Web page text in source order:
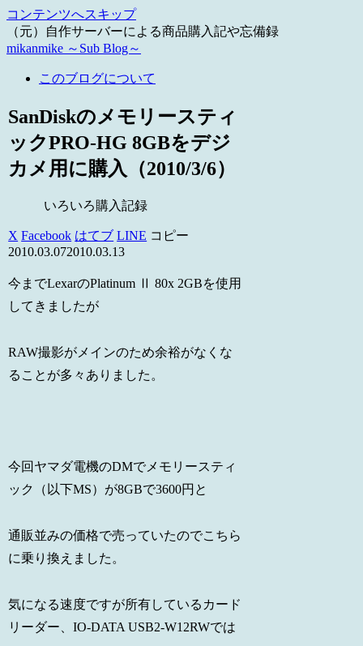
コンテンツへスキップ
（元）自作サーバーによる商品購入記や忘備録
mikanmike ～Sub Blog～
このブログについて
SanDiskのメモリースティ
ックPRO-HG 8GBをデジ
カメ用に購入（2010/3/6）
いろいろ購入記録
X Facebook はてブ LINE コピー
2010.03.072010.03.13
今までLexarのPlatinum Ⅱ 80x 2GBを使用
してきましたが
RAW撮影がメインのため余裕がなくな
ることが多々ありました。
今回ヤマダ電機のDMでメモリースティ
ック（以下MS）が8GBで3600円と
通販並みの価格で売っていたのでこちら
に乗り換えました。
気になる速度ですが所有しているカード
リーダー、IO-DATA USB2-W12RWでは